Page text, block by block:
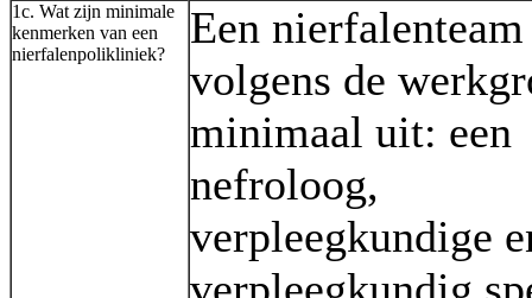
1c. Wat zijn minimale
kenmerken van een
nierfalenpolikliniek?
Een nierfalenteam
volgens de
minimaal uit: een
nefroloog,
verpleegkundige